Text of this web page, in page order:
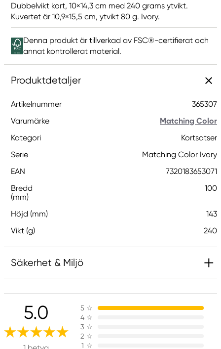
Dubbelvikt kort, 10×14,3 cm med 240 grams ytvikt.
Kuvertet är 10,9×15,5 cm, ytvikt 80 g. Ivory.
Denna produkt är tillverkad av FSC®-certifierat och
annat kontrollerat material.
Produktdetaljer
Artikelnummer
365307
Varumärke
Matching Color
Kategori
Kortsatser
Serie
Matching Color Ivory
EAN
7320183653071
Bredd
(mm)
100
Höjd (mm)
143
Vikt (g)
240
Säkerhet & Miljö
Ansvarig EU
Matching Color
Panduro
205 14 Malmö, Sweden
www.panduro.com
5.0 5 ☆
4 ☆
3 ☆
2 ☆
1 ☆